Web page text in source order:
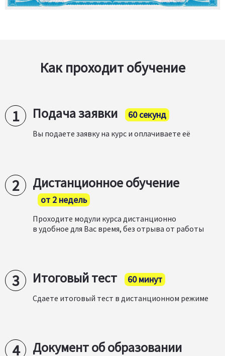
Как проходит обучение
Подача заявки 60 секунд
Вы подаете заявку на курс и оплачиваете её
Дистанционное обучение
от 2 недель
Проходите модули курса дистанционно
в удобное для Вас время, без отрыва от работы
Итоговый тест 60 минут
Сдаете итоговый тест в дистанционном режиме
Документ об образовании